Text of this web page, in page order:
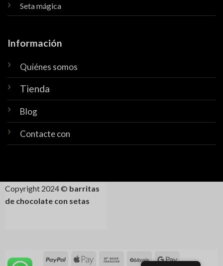
Seta mágica
Información
Quiénes somos
Tienda
Blog
Contacte con
Copyright 2024 © barritas
de chocolate con setas